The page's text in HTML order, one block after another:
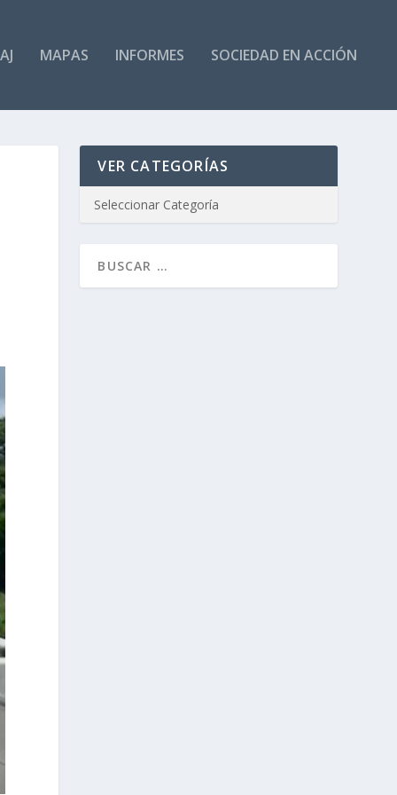
MAPAS INFORMES SOCIEDAD EN ACCIÓN
VER CATEGORÍAS